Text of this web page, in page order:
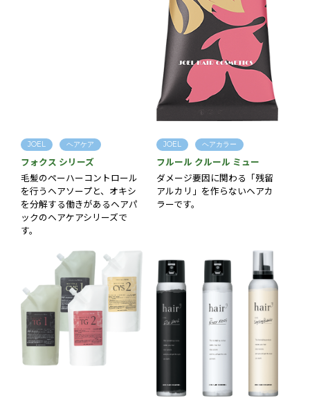
JOEL ヘアケア
フォクス シリーズ
毛髪のペーハーコントロール
を行うヘアソープと、オキシ
を分解する働きがあるヘアパ
ックのヘアケアシリーズで
す。
JOEL ヘアカラー
フルール クルール ミュー
ダメージ要因に関わる「残留
アルカリ」を作らないヘアカ
ラーです。